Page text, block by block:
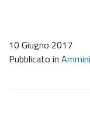
10 Giugno 2017
Pubblicato in